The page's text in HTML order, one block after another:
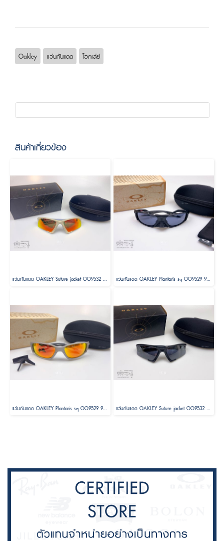
Oakley แว่นกันแดด โอคเล่ย์
สินค้าเกี่ยวข้อง
แว่นกันแดด OAKLEY Suture jacket OO9532 953207 Size 64 แว่นกันแดด OAKLEY Plantaris sq OO9529 95290161 Size 61
แว่นกันแดด OAKLEY Plantaris sq OO9529 95290561 Size 61 แว่นกันแดด OAKLEY Suture jacket OO9532 953201 Size 64